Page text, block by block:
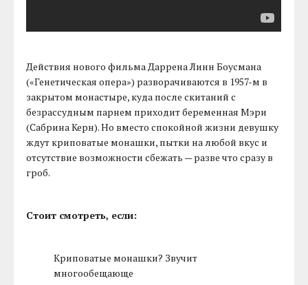
Действия нового фильма Даррена Линн Боусмана
(«Генетическая опера») разворачиваются в 1957-м в
закрытом монастыре, куда после скитаний с
безрассудным парнем приходит беременная Мэри
(Сабрина Керн). Но вместо спокойной жизни девушку
ждут криповатые монашки, пытки на любой вкус и
отсутствие возможности сбежать — разве что сразу в
гроб.
Стоит смотреть, если:
Криповатые монашки? Звучит
многообещающе